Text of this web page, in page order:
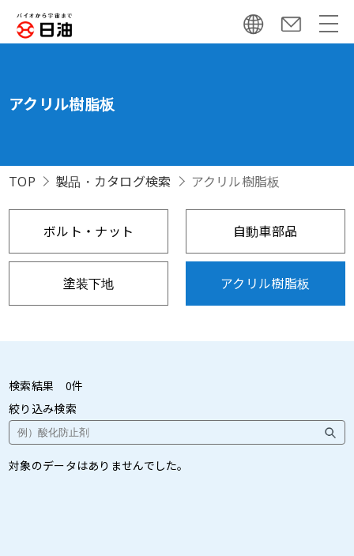
アクリル樹脂板
TOP 製品・カタログ検索 アクリル樹脂板
ボルト・ナット 自動車部品
塗装下地 アクリル樹脂板
検索結果 0件
絞り込み検索
対象のデータはありませんでした。